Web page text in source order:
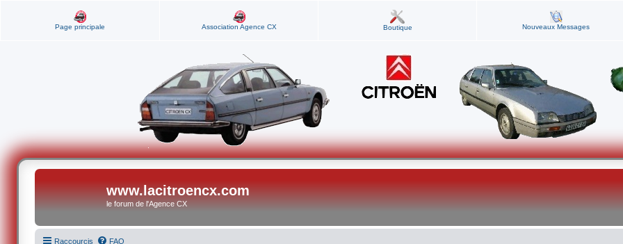
Page principale Association Agence CX Boutique Nouveaux Messages
www.lacitroencx.com
le forum de l'Agence CX
Raccourcis FAQ